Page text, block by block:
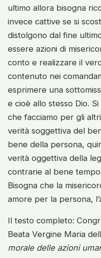
ultimo allora bisogna
invece cattive se si
distolgono dal fine
essere azioni di
conto e realizzare il
contenuto nei
esprimere una
e cioè allo stesso Dio.
che facciamo per gli
verità soggettiva del
bene della persona,
verità oggettiva della
contrarie al bene
Bisogna che la
amore per la persona,
Il testo completo:
Beata Vergine Maria
morale delle azioni